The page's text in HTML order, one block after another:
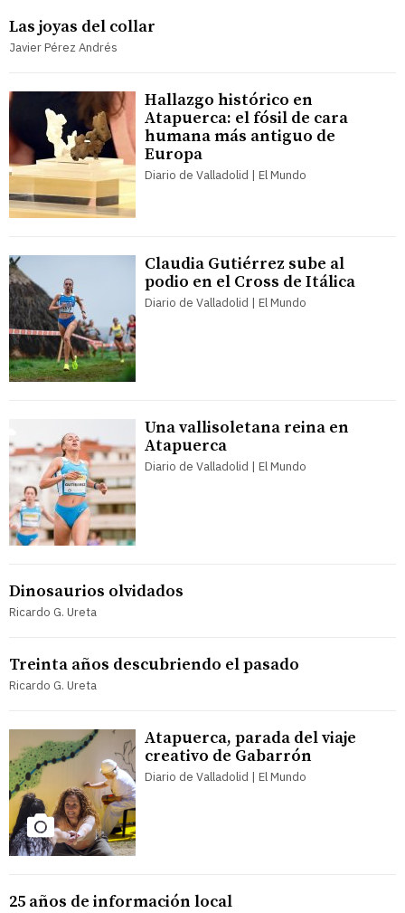
Las joyas del collar
Javier Pérez Andrés
Hallazgo histórico en
Atapuerca: el fósil de cara
humana más antiguo de
Europa
Diario de Valladolid | El Mundo
Claudia Gutiérrez sube al
podio en el Cross de Itálica
Diario de Valladolid | El Mundo
Una vallisoletana reina en
Atapuerca
Diario de Valladolid | El Mundo
Dinosaurios olvidados
Ricardo G. Ureta
Treinta años descubriendo el pasado
Ricardo G. Ureta
Atapuerca, parada del viaje
creativo de Gabarrón
Diario de Valladolid | El Mundo
25 años de información local